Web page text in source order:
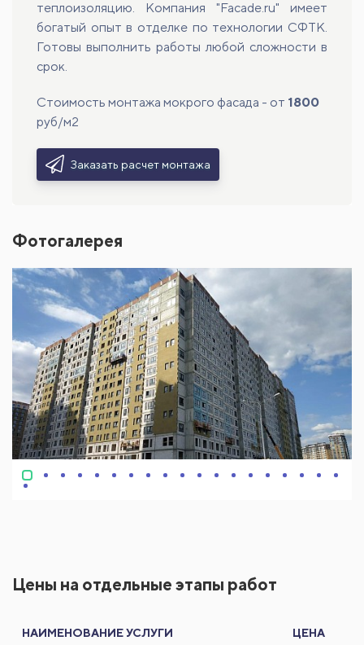
теплоизоляцию. Компания "Facade.ru" имеет
богатый опыт в отделке по технологии СФТК.
Готовы выполнить работы любой сложности в
срок.
Стоимость монтажа мокрого фасада - от 1800
руб/м2
Заказать расчет монтажа
Фотогалерея
Цены на отдельные этапы работ
НАИМЕНОВАНИЕ УСЛУГИ ЦЕНА